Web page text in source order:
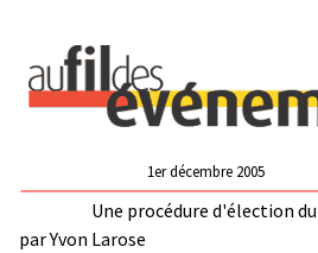
1er décembre 2005
Une procédure d'élection
parYvon Larose